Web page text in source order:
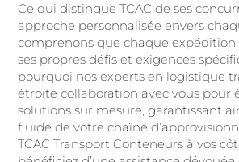
Ce qui distingue TCAC de ses
approche personnalisée envers
comprenons que chaque expédition
ses propres défis et exigences
pourquoi nos experts en logistique
étroite collaboration avec vous pour
solutions sur mesure, garantissant
fluide de votre chaîne
TCAC Transport Conteneurs à vos